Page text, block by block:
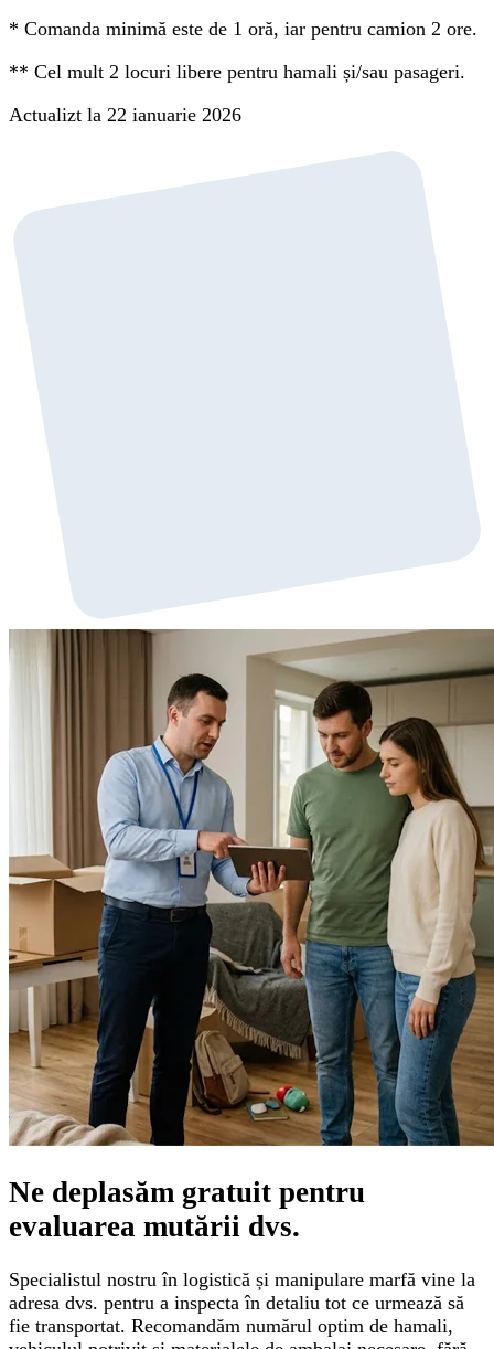
* Comanda minimă este de 1 oră, iar pentru camion 2 ore.
** Cel mult 2 locuri libere pentru hamali și/sau pasageri.
Actualizt la 22 ianuarie 2026
Ne deplasăm gratuit pentru
evaluarea mutării dvs.
Specialistul nostru în logistică și manipulare marfă vine la
adresa dvs. pentru a inspecta în detaliu tot ce urmează să
fie transportat. Recomandăm numărul optim de hamali,